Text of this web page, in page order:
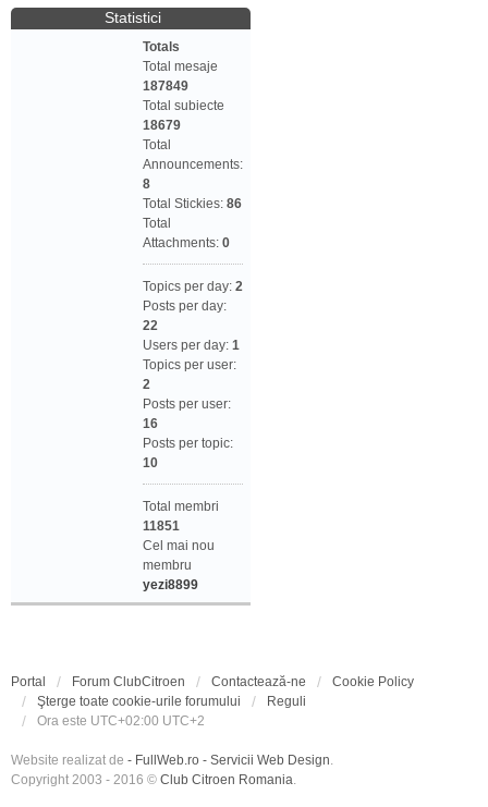
Statistici
Totals
Total mesaje
187849
Total subiecte
18679
Total
Announcements:
8
Total Stickies: 86
Total
Attachments: 0
Topics per day: 2
Posts per day:
22
Users per day: 1
Topics per user:
2
Posts per user:
16
Posts per topic:
10
Total membri
11851
Cel mai nou
membru
yezi8899
Portal Forum ClubCitroen Contactează-ne
Cookie Policy
Şterge toate cookie-urile forumului
Reguli
Ora este UTC+02:00 UTC+2
Website realizat de - FullWeb.ro - Servicii Web Design.
Copyright 2003 - 2016 © Club Citroen Romania.